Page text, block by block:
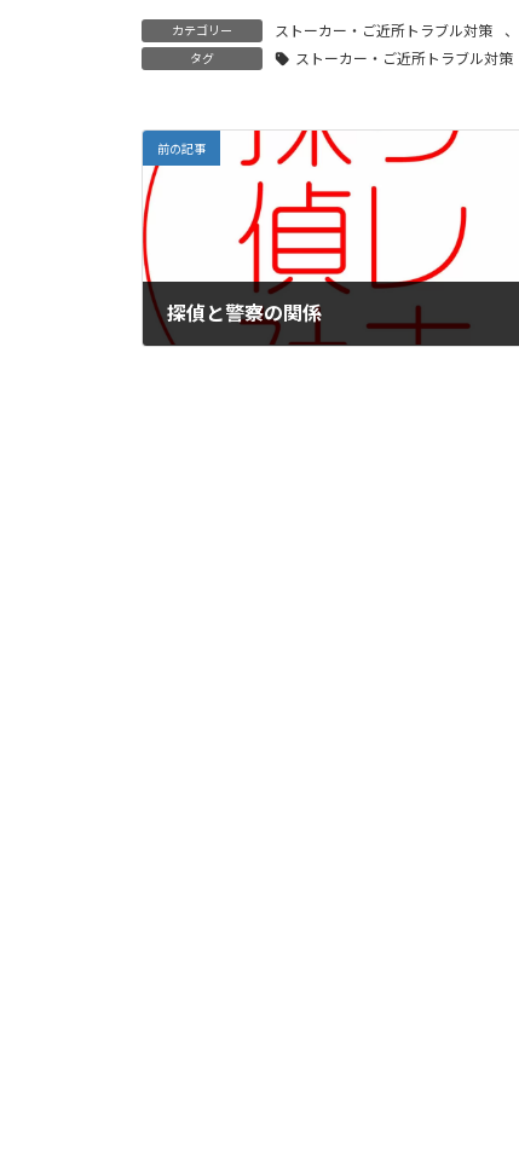
カテゴリー ストーカー・ご近所トラブル対策 、
タグ ストーカー・ご近所トラブル対策
前の記事
探偵と警察の関係